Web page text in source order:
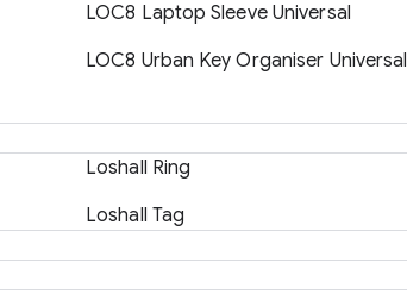
LOC8 Laptop Sleeve Universal
LOC8 Urban Key Organiser Universal
Loshall Ring
Loshall Tag